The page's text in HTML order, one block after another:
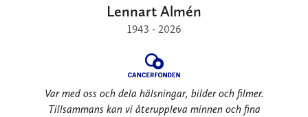
Lennart Almén
1943 - 2026
Var med oss och dela hälsningar, bilder och filmer.
Tillsammans kan vi återuppleva minnen och fina